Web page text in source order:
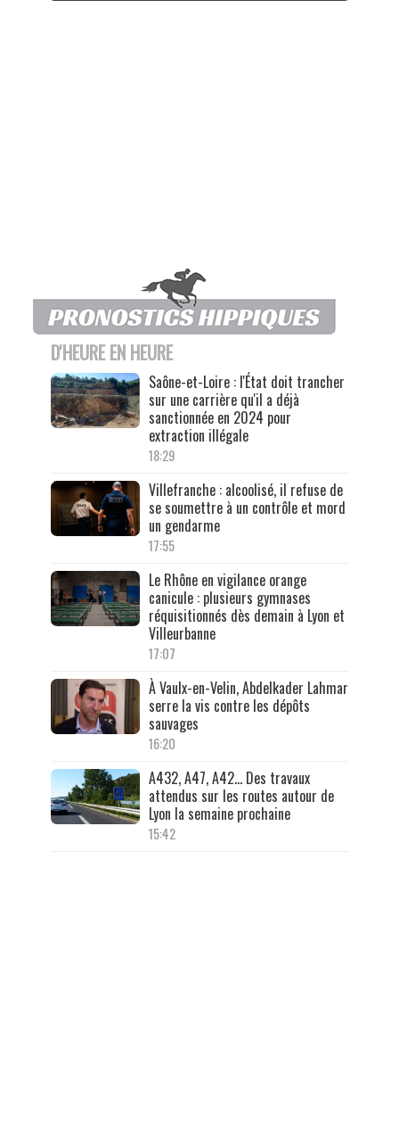
D'HEURE EN HEURE
Saône-et-Loire : l'État doit trancher
sur une carrière qu'il a déjà
sanctionnée en 2024 pour
extraction illégale
18:29
Villefranche : alcoolisé, il refuse de
se soumettre à un contrôle et mord
un gendarme
17:55
Le Rhône en vigilance orange
canicule : plusieurs gymnases
réquisitionnés dès demain à Lyon et
Villeurbanne
17:07
À Vaulx-en-Velin, Abdelkader Lahmar
serre la vis contre les dépôts
sauvages
16:20
A432, A47, A42… Des travaux
attendus sur les routes autour de
Lyon la semaine prochaine
15:42